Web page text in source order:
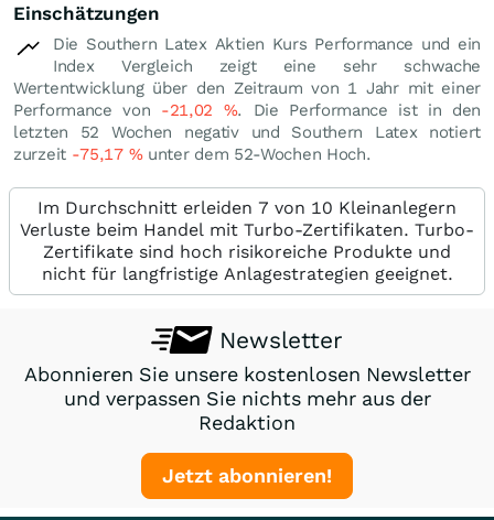
Einschätzungen
Die Southern Latex Aktien Kurs Performance und ein
Index Vergleich zeigt eine sehr schwache
Wertentwicklung über den Zeitraum von 1 Jahr mit einer
Performance von -21,02 %. Die Performance ist in den
letzten 52 Wochen negativ und Southern Latex notiert
zurzeit -75,17 %unter dem 52-Wochen Hoch.
Im Durchschnitt erleiden 7 von 10 Kleinanlegern
Verluste beim Handel mit Turbo-Zertifikaten. Turbo-
Zertifikate sind hoch risikoreiche Produkte und
nicht für langfristige Anlagestrategien geeignet.
Newsletter
Abonnieren Sie unsere kostenlosen Newsletter
und verpassen Sie nichts mehr aus der
Redaktion
Jetzt abonnieren!